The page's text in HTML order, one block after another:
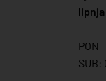
lipnja
PON
SUB: